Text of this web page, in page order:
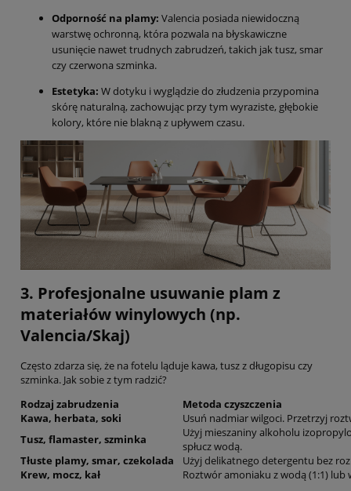
Odporność na plamy: Valencia posiada niewidoczną
warstwę ochronną, która pozwala na błyskawiczne
usunięcie nawet trudnych zabrudzeń, takich jak tusz, smar
czy czerwona szminka.
Estetyka: W dotyku i wyglądzie do złudzenia przypomina
skórę naturalną, zachowując przy tym wyraziste, głębokie
kolory, które nie blakną z upływem czasu.
3. Profesjonalne usuwanie plam z
materiałów winylowych (np.
Valencia/Skaj)
Często zdarza się, że na fotelu ląduje kawa, tusz z długopisu czy
szminka. Jak sobie z tym radzić?
Rodzaj zabrudzenia
Metoda czyszczenia
Kawa, herbata, soki
Usuń nadmiar wilgoci. Przetrzyj
Tusz, flamaster, szminka
Użyj mieszaniny alkoholu
spłucz wodą.
Tłuste plamy, smar, czekolada
Użyj delikatnego detergentu bez
Krew, mocz, kał
Roztwór amoniaku z wodą (1:1) lub